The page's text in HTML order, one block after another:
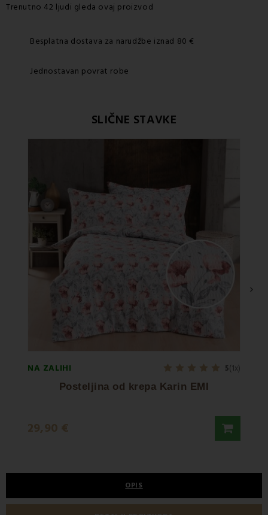
Trenutno 42 ljudi gleda ovaj proizvod
Besplatna dostava za narudžbe iznad 80 €
Jednostavan povrat robe
SLIČNE STAVKE
NA ZALIHI 5(1x)
Posteljina od krepa Karin EMI
29,90 €
›
OPIS